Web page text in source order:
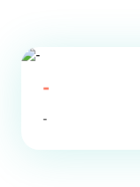
-
-